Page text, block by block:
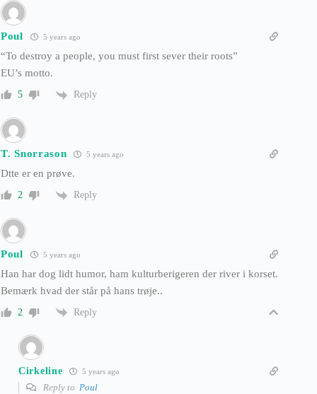
Poul 5 years ago
“To destroy a people, you must first sever their roots”
EU’s motto.
5 Reply
T. Snorrason 5 years ago
Dtte er en prøve.
2 Reply
Poul 5 years ago
Han har dog lidt humor, ham kulturberigeren der river i korset.
Bemærk hvad der står på hans trøje..
2 Reply
Cirkeline 5 years ago
Reply to Poul